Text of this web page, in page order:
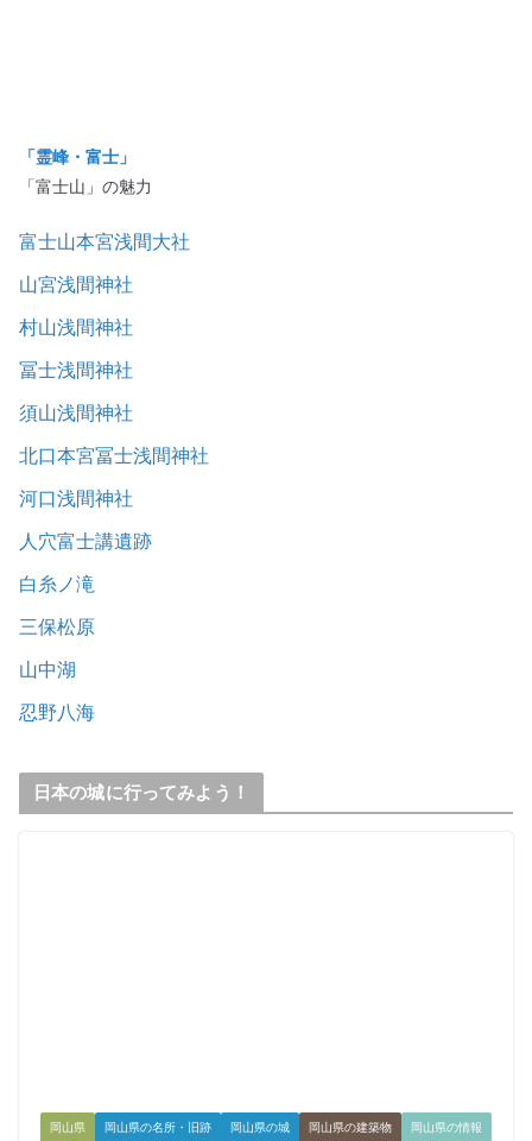
「霊峰・富士」
「富士山」の魅力
富士山本宮浅間大社
山宮浅間神社
村山浅間神社
冨士浅間神社
須山浅間神社
北口本宮冨士浅間神社
河口浅間神社
人穴富士講遺跡
白糸ノ滝
三保松原
山中湖
忍野八海
日本の城に行ってみよう！
岡山県 岡山県の名所・旧跡 岡山県の城 岡山県の建築物 岡山県の情報